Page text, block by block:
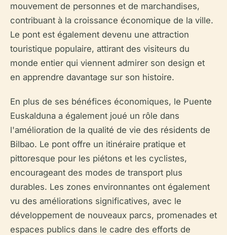
mouvement de personnes et de marchandises,
contribuant à la croissance économique de la ville.
Le pont est également devenu une attraction
touristique populaire, attirant des visiteurs du
monde entier qui viennent admirer son design et
en apprendre davantage sur son histoire.
En plus de ses bénéfices économiques, le Puente
Euskalduna a également joué un rôle dans
l'amélioration de la qualité de vie des résidents de
Bilbao. Le pont offre un itinéraire pratique et
pittoresque pour les piétons et les cyclistes,
encourageant des modes de transport plus
durables. Les zones environnantes ont également
vu des améliorations significatives, avec le
développement de nouveaux parcs, promenades et
espaces publics dans le cadre des efforts de